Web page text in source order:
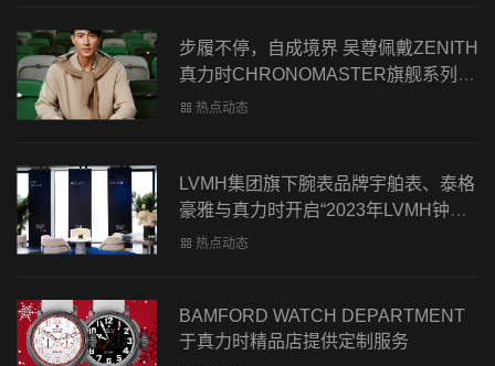
步履不停，自成境界 吴尊佩戴ZENITH
真力时CHRONOMASTER旗舰系列运
动腕表演绎从容型格
热点动态
LVMH集团旗下腕表品牌宇舶表、泰格
豪雅与真力时开启“2023年LVMH钟表
周”热点动态
BAMFORD WATCH DEPARTMENT
于真力时精品店提供定制服务